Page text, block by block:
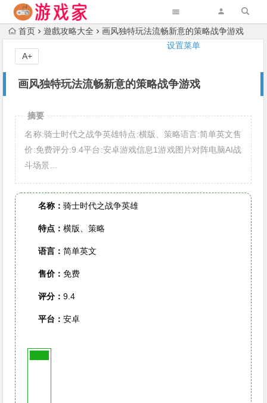
设置菜单
首页 遊戲攻略大全 画风独特玩法流畅新意的策略战争游戏
画风独特玩法流畅新意的策略战争游戏
A+
摘要
名称:骑士时代之战争英雄特点:横版、策略语言:简单英文售
价:免费评分:9.4平台:安卓游戏信息1游戏图片对阵电脑AI战
斗场景…
名称：骑士时代之战争英雄
特点：横版、策略
语言：简单英文
售价：免费
评分：9.4
平台：安卓